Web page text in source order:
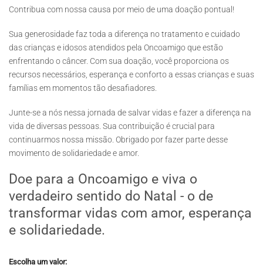
Contribua com nossa causa por meio de uma doação pontual!
Sua generosidade faz toda a diferença no tratamento e cuidado
das crianças e idosos atendidos pela Oncoamigo que estão
enfrentando o câncer. Com sua doação, você proporciona os
recursos necessários, esperança e conforto a essas crianças e suas
famílias em momentos tão desafiadores.
Junte-se a nós nessa jornada de salvar vidas e fazer a diferença na
vida de diversas pessoas. Sua contribuição é crucial para
continuarmos nossa missão. Obrigado por fazer parte desse
movimento de solidariedade e amor.
Doe para a Oncoamigo e viva o
verdadeiro sentido do Natal - o de
transformar vidas com amor, esperança
e solidariedade.
Escolha um valor: